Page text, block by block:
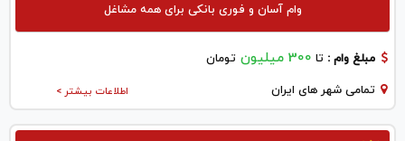
وام آسان و فوری بانکی برای همه مشاغل
مبلغ وام : تا 300 میلیون تومان
اطلاعات بیشتر > تمامی شهر های ایران